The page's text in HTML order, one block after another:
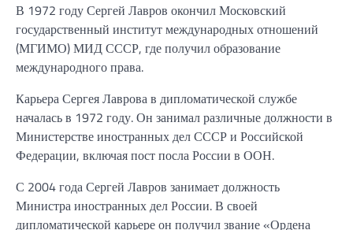
В 1972 году Сергей Лавров окончил Московский
государственный институт международных отношений
(МГИМО) МИД СССР, где получил образование
международного права.
Карьера Сергея Лаврова в дипломатической службе
началась в 1972 году. Он занимал различные должности в
Министерстве иностранных дел СССР и Российской
Федерации, включая пост посла России в ООН.
С 2004 года Сергей Лавров занимает должность
Министра иностранных дел России. В своей
дипломатической карьере он получил звание «Ордена